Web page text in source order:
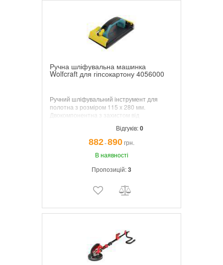
Ручна шліфувальна машинка
Wolfcraft для гіпсокартону 4056000
Ручний шліфувальний інструмент для
полотна з розміром 115 x 280 мм.
Двокомпонентна з захистом від
зручної та безпечної роботи.
Відгуків:0
882¯890грн.
В наявності
Пропозицій:3